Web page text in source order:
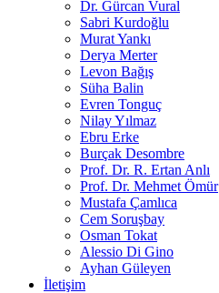
Dr. Gürcan Vural
Sabri Kurdoğlu
Murat Yankı
Derya Merter
Levon Bağış
Süha Balin
Evren Tonguç
Nilay Yılmaz
Ebru Erke
Burçak Desombre
Prof. Dr. R. Ertan Anlı
Prof. Dr. Mehmet Ömür
Mustafa Çamlıca
Cem Soruşbay
Osman Tokat
Alessio Di Gino
Ayhan Güleyen
İletişim